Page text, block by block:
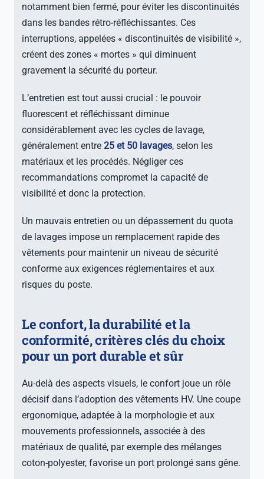
notamment bien fermé, pour éviter les discontinuités
dans les bandes rétro-réfléchissantes. Ces
interruptions, appelées « discontinuités de visibilité »,
créent des zones « mortes » qui diminuent
gravement la sécurité du porteur.
L’entretien est tout aussi crucial : le pouvoir
fluorescent et réfléchissant diminue
considérablement avec les cycles de lavage,
généralement entre 25 et 50 lavages, selon les
matériaux et les procédés. Négliger ces
recommandations compromet la capacité de
visibilité et donc la protection.
Un mauvais entretien ou un dépassement du quota
de lavages impose un remplacement rapide des
vêtements pour maintenir un niveau de sécurité
conforme aux exigences réglementaires et aux
risques du poste.
Le confort, la durabilité et la
conformité, critères clés du choix
pour un port durable et sûr
Au-delà des aspects visuels, le confort joue un rôle
décisif dans l’adoption des vêtements HV. Une coupe
ergonomique, adaptée à la morphologie et aux
mouvements professionnels, associée à des
matériaux de qualité, par exemple des mélanges
coton-polyester, favorise un port prolongé sans gêne.